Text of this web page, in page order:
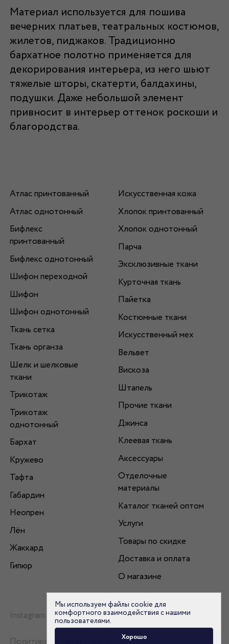
Материал используется для пошива
вечерних платьев, театральных костюмов,
жилетов, пиджаков. Традиционно
бархатное полотно применяется для
декорирования интерьера, из него шьют
тяжелые шторы, скатерти, балдахины,
подушки. Даже небольшой элемент
привносит в интерьер оттенок роскоши и
благородства.
Атлас принтованный
Атлас однотонный
Бифлекс
принтованный
Бифлекс однотонный
Шифон переходной
Шифон
Шифон однотонный
Ткань сетка
Ткань органза
Шелк и шелковые
ткани
Трикотаж
Трикотаж
однотонный
Бархат
Кружево
Тафта
Габардин
Неопрен
Лён
Жаккард
Гипюр
Искусственная кожа
Хлопок принтованный
Хлопок однотонный
Парча
Эксклюзивные ткани
Курточная ткань
Пайетка
Костюмные ткани
Искусственный мех
Вельвет
Вискоза
Штапель
Прочие ткани
Джинса
Клеевая ткань
Аксессуары
Отделочные
материалы
Каталог тканей оптом
Услуги
Товары по скидке
Доставка и оплата
О магазине
Instagram
Мы используем файлы cookie для
комфортного взаимодействия с нашими
пользователями.
Хорошо